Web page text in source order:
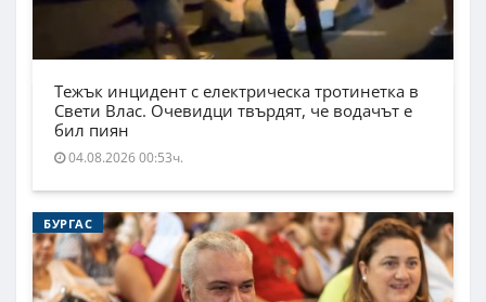
Тежък инцидент с електрическа тротинетка в
Свети Влас. Очевидци твърдят, че водачът е
бил пиян
04.08.2026 00:53ч.
БУРГАС